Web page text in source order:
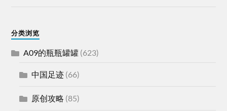
分类浏览
A09的瓶瓶罐罐 (623)
中国足迹 (66)
原创攻略 (85)